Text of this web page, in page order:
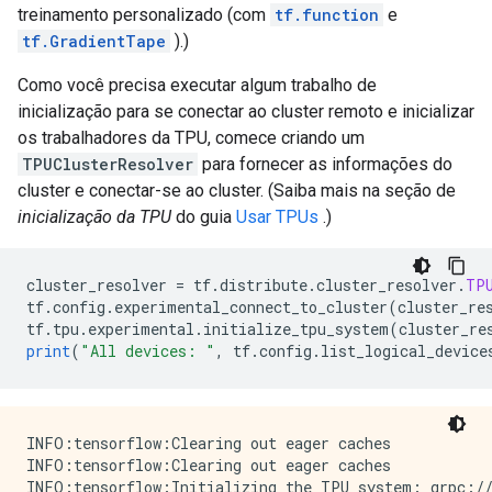
INFO:tensorflow:OutfeedController received
INFO:tensorflow:Outfeed thread finished, shutting
INFO:tensorflow:Shutdown TPU system.
INFO:tensorflow:Loss for final step: 4.462118.
INFO:tensorflow:training_loop marked as finished
INFO:tensorflow:Outfeed thread finished, shutting
INFO:tensorflow:outfeed marked as finished
INFO:tensorflow:Shutdown TPU system.
INFO:tensorflow:Inference Time : 10.80091s
INFO:tensorflow:Finished evaluation at 2022-02-05-
INFO:tensorflow:Saving dict for global step 1:
INFO:tensorflow:evaluation_loop marked as finished
treinamento personalizado (com tf.function e
tf.GradientTape ).)
Como você precisa executar algum trabalho de
inicialização para se conectar ao cluster remoto e inicializar
os trabalhadores da TPU, comece criando um
TPUClusterResolver para fornecer as informações do
cluster e conectar-se ao cluster. (Saiba mais na seção de
inicialização da TPUdo guia Usar TPUs .)
cluster_resolver = tf.distribute.cluster_resolver .
tf.config . experimental_connect_to_cluster(
tf. tpu . experimental . initialize_tpu_system(
print( "All devices: " , tf.config .
INFO:tensorflow:Clearing out eager caches
INFO:tensorflow:Clearing out eager caches
INFO:tensorflow:Initializing the TPU system: grpc://